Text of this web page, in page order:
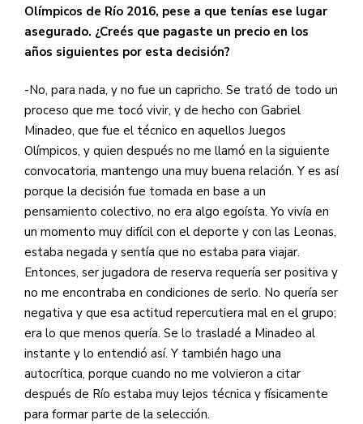
Olímpicos de Río 2016, pese a que tenías ese lugar
asegurado. ¿Creés que pagaste un precio en los
años siguientes por esta decisión?
-No, para nada, y no fue un capricho. Se trató de todo un
proceso que me tocó vivir, y de hecho con Gabriel
Minadeo, que fue el técnico en aquellos Juegos
Olímpicos, y quien después no me llamó en la siguiente
convocatoria, mantengo una muy buena relación. Y es así
porque la decisión fue tomada en base a un
pensamiento colectivo, no era algo egoísta. Yo vivía en
un momento muy difícil con el deporte y con las Leonas,
estaba negada y sentía que no estaba para viajar.
Entonces, ser jugadora de reserva requería ser positiva y
no me encontraba en condiciones de serlo. No quería ser
negativa y que esa actitud repercutiera mal en el grupo;
era lo que menos quería. Se lo trasladé a Minadeo al
instante y lo entendió así. Y también hago una
autocrítica, porque cuando no me volvieron a citar
después de Río estaba muy lejos técnica y físicamente
para formar parte de la selección.